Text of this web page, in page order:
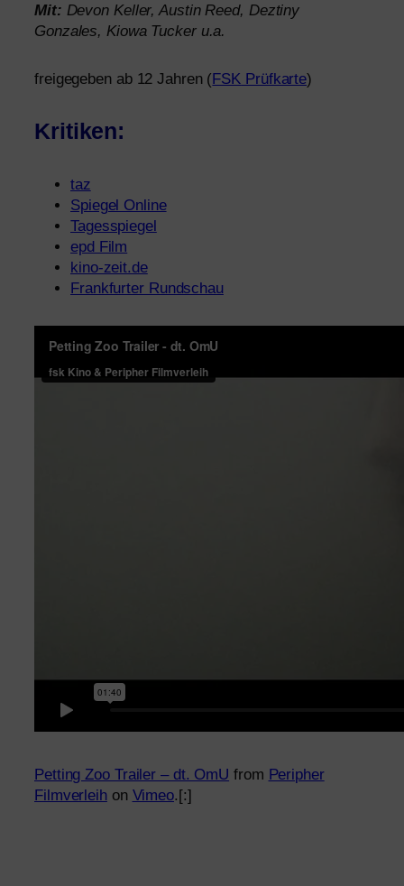
Mit: Devon Keller, Austin Reed, Deztiny
Gonzales, Kiowa Tucker u.a.
frei­ge­ge­ben ab 12 Jahren (FSK Prüfkarte)
Kritiken:
taz
Spiegel Online
Tagesspiegel
epd Film
kino-zeit.de
Frankfurter Rundschau
Petting Zoo Trailer – dt. OmU from Peripher
Filmverleihon Vimeo.[:]